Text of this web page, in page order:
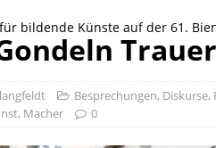
bildende Künste auf der 61.
Besprechungen, Diskurse,
, Macher 0